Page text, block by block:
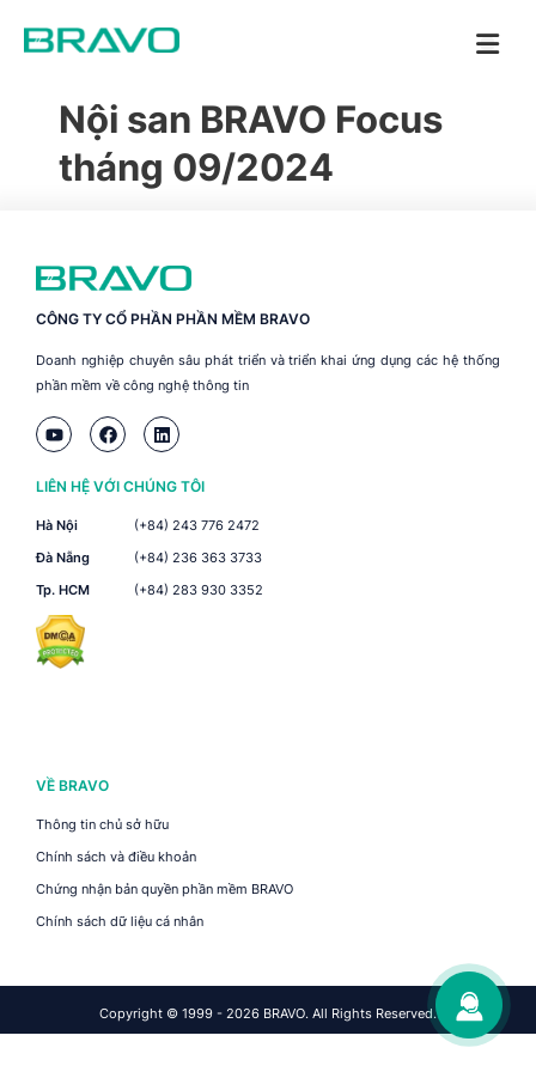
Nội san BRAVO Focus
tháng 09/2024
CÔNG TY CỔ PHẦN PHẦN MỀM BRAVO
Doanh nghiệp chuyên sâu phát triển và triển khai ứng dụng các hệ thống
phần mềm về công nghệ thông tin
LIÊN HỆ VỚI CHÚNG TÔI
Hà Nội
(+84) 243 776 2472
Đà Nẵng
(+84) 236 363 3733
Tp. HCM
(+84) 283 930 3352
VỀ BRAVO
Thông tin chủ sở hữu
Chính sách và điều khoản
Chứng nhận bản quyền phần mềm BRAVO
Chính sách dữ liệu cá nhân
Copyright © 1999 - 2026 BRAVO. All Rights Reserved.